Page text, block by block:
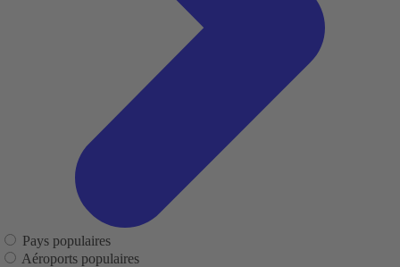
Pays populaires
Aéroports populaires